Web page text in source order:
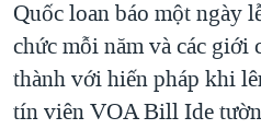
BÊN KIA QUỐC LỘ: TIẾNG
QUAN HỆ VIỆT MỸ
Quốc loan báo một ngày
chức mỗi năm và các giới
thành với hiến pháp khi
tín viên VOA Bill Ide